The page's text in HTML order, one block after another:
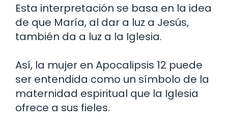
Esta interpretación se basa en la idea
de que María, al dar a luz a Jesús,
también da a luz a la Iglesia.
Así, la mujer en Apocalipsis 12 puede
ser entendida como un símbolo de la
maternidad espiritual que la Iglesia
ofrece a sus fieles.